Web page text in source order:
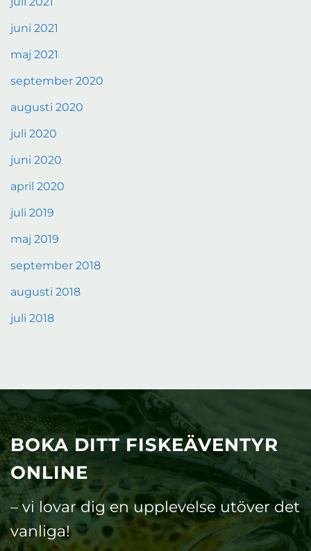
juni 2021
maj 2021
september 2020
augusti 2020
juli 2020
juni 2020
april 2020
juli 2019
maj 2019
september 2018
augusti 2018
juli 2018
BOKA DITT FISKEÄVENTYR
ONLINE
– vi lovar dig en upplevelse utöver det
vanliga!